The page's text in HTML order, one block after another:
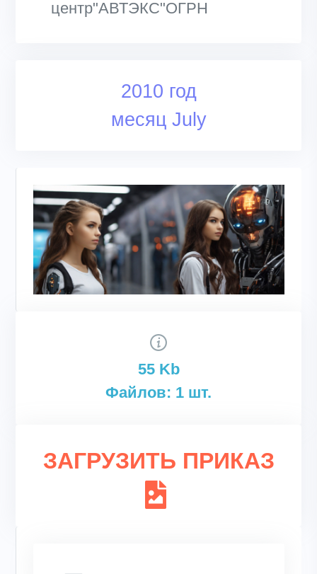
центр"АВТЭКС"ОГРН
2010 год
месяц July
55 Kb
Файлов: 1 шт.
ЗАГРУЗИТЬ ПРИКАЗ